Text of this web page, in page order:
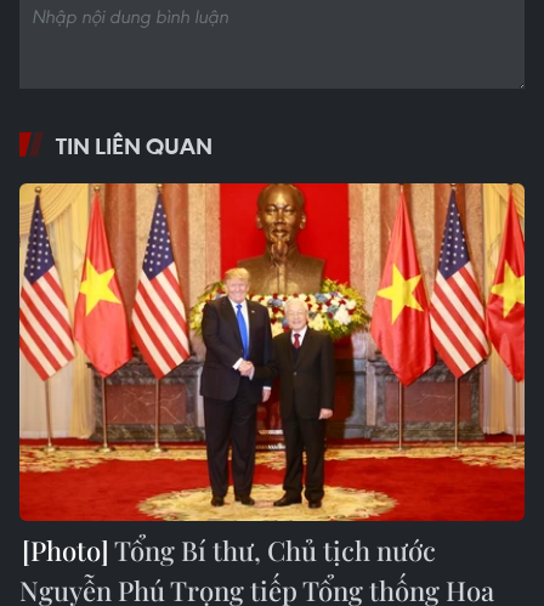
TIN LIÊN QUAN
Tổng Bí thư, Chủ tịch nước
Nguyễn Phú Trọng tiếp Tổng thống Hoa